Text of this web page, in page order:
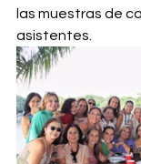
las muestras de
asistentes.